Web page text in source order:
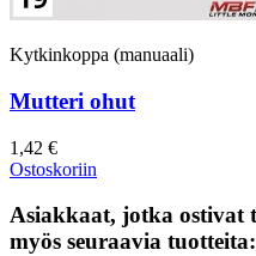
Kytkinkoppa (manuaali)
Mutteri ohut
1,42 €
Ostoskoriin
Asiakkaat, jotka ostivat
myös seuraavia tuotteita: